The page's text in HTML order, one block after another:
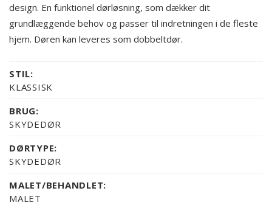
design. En funktionel dørløsning, som dækker dit
grundlæggende behov og passer til indretningen i de fleste
hjem. Døren kan leveres som dobbeltdør.
STIL:
KLASSISK
BRUG:
SKYDEDØR
DØRTYPE:
SKYDEDØR
MALET/BEHANDLET:
MALET